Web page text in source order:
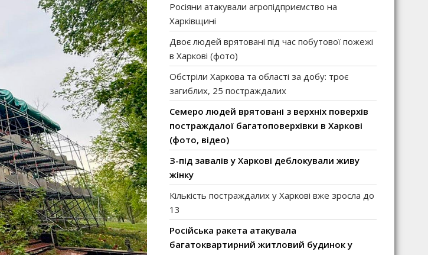
Росіяни атакували агропідприємство на
Харківщині
Двоє людей врятовані під час побутової пожежі
в Харкові (фото)
Обстріли Харкова та області за добу: троє
загиблих, 25 постраждалих
Семеро людей врятовані з верхніх поверхів
постраждалої багатоповерхівки в Харкові
(фото, відео)
З-під завалів у Харкові деблокували живу
жінку
Кількість постраждалих у Харкові вже зросла до
13
Російська ракета атакувала
багатоквартирний житловий будинок у